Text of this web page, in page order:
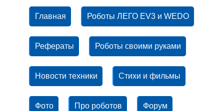
Главная Роботы ЛЕГО EV3 и WEDO
Рефераты Роботы своими руками
Новости техники Стихи и фильмы
Фото Про роботов Форум